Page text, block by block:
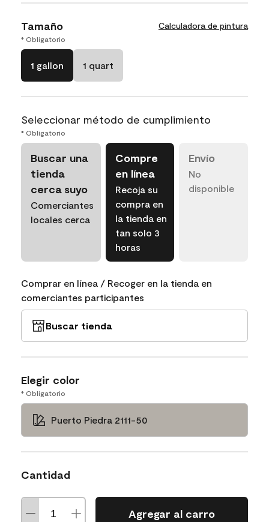
Tamaño Calculadora de pintura
* Obligatorio
1 gallon 1 quart
Seleccionar método de cumplimiento
* Obligatorio
Buscar una
tienda
cerca suyo
Comerciantes
locales cerca
Compre
en línea
Recoja su
compra en
la tienda en
tan solo 3
horas
Envío
No
disponible
Comprar en línea / Recoger en la tienda en
comerciantes participantes
Buscar tienda
Elegir color
* Obligatorio
Puerto Piedra 2111-50
Cantidad
Agregar al carro